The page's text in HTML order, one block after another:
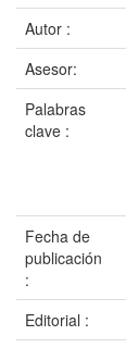
Autor :
Asesor:
Palabras
clave :
Fecha de
publicación
:
Editorial :